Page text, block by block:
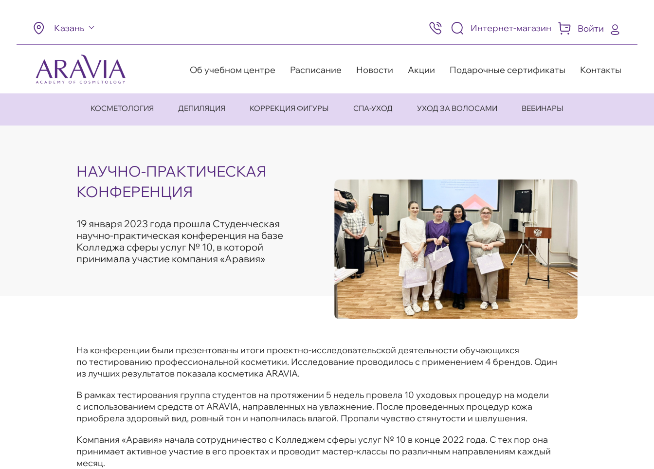
Казань
8
(495)
505-
98
Интернет-магазин Войти
Об учебном центре Расписание Новости Акции Подарочные сертификаты Контакты
КОСМЕТОЛОГИЯ ДЕПИЛЯЦИЯ КОРРЕКЦИЯ ФИГУРЫ СПА-УХОД УХОД ЗА ВОЛОСАМИ ВЕБИНАРЫ
НАУЧНО-ПРАКТИЧЕСКАЯ
КОНФЕРЕНЦИЯ
19 января 2023 года прошла Студенческая
научно-практическая конференция на базе
Колледжа сферы услуг № 10, в которой
принимала участие компания «Аравия»
На конференции были презентованы итоги проектно-исследовательской деятельности обучающихся
по тестированию профессиональной косметики. Исследование проводилось с применением 4 брендов. Один
из лучших результатов показала косметика ARAVIA.
В рамках тестирования группа студентов на протяжении 5 недель провела 10 уходовых процедур на модели
с использованием средств от ARAVIA, направленных на увлажнение. После проведенных процедур кожа
приобрела здоровый вид, ровный тон и наполнилась влагой. Пропали чувство стянутости и шелушения.
Компания «Аравия» начала сотрудничество с Колледжем сферы услуг № 10 в конце 2022 года. С тех пор она
принимает активное участие в его проектах и проводит мастер-классы по различным направлениям каждый
месяц.